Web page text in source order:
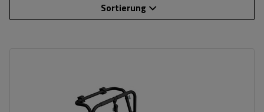
Sortierung
universelles Montagesystem
kompatibel mit allen Karosseriearten